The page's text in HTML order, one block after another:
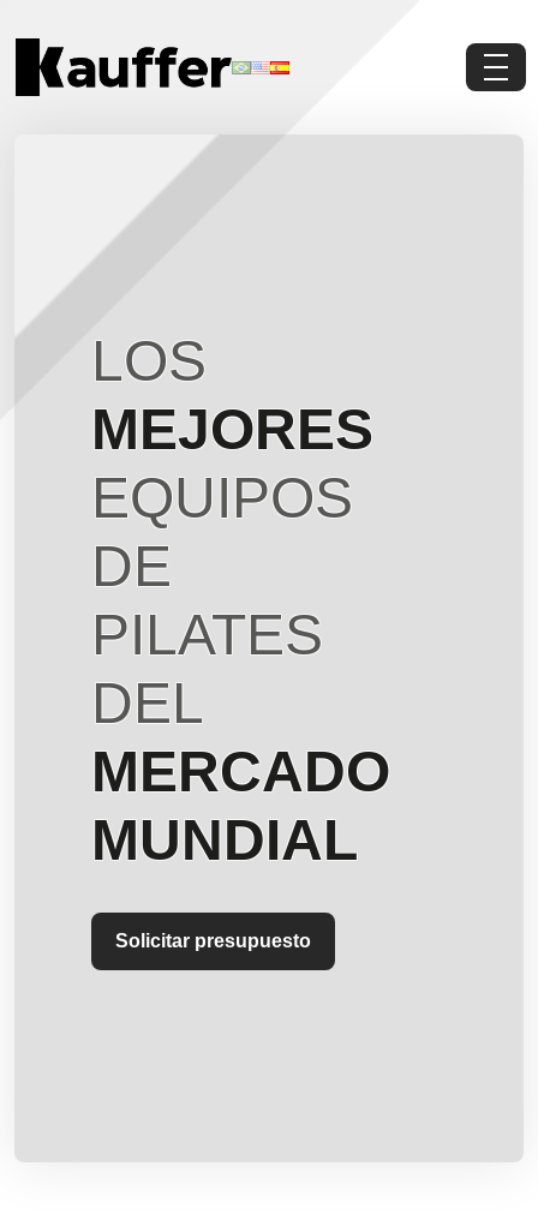
LOS
MEJORES
EQUIPOS
DE
PILATES
DEL
MERCADO
MUNDIAL
Solicitar presupuesto